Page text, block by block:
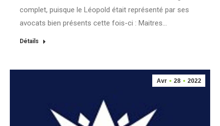
complet, puisque le Léopold était représenté par ses
avocats bien présents cette fois-ci : Maitres…
Détails
Avr 28 2022